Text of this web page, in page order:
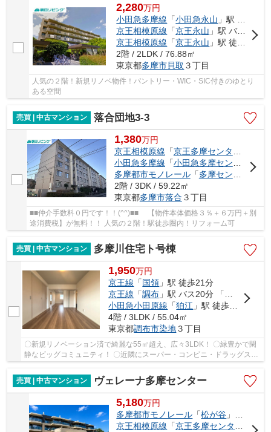
2,280万円
小田急多摩線 「小田急永山 」駅 バス11分 「南瓜生」 停歩2分
京王相模原線 「京王永山 」駅 バス11分 「南瓜生」 停歩2分
京王相模原線 「京王永山 」駅 徒歩33分
2階 / 2LDK / 76.88㎡
東京都多摩市貝取 ３丁目
人気の２階！新規リノベ物件！パントリー・WIC・SIC付きのゆとり
ある空間
売買 | 中古マンション 落合団地3-3
1,380万円
京王相模原線 「京王多摩センター
小田急多摩線 「小田急多摩センター
」駅
多摩都市モノレール「多摩センター
」駅
2階 / 3DK / 59.22㎡
東京都多摩市落合 ３丁目
■■仲介手数料０円です！！(^^)■■ 【物件本体価格３％＋６万円＋別
途消費税】が無料！！ 人気の２階！駅徒歩圏内！リフォーム可
売買 | 中古マンション 多摩川住宅ト号棟
1,950万円
京王線 「国領 」駅 徒歩21分
京王線 「調布 」駅 バス20分 「多摩川住宅中央」 停歩2分
小田急小田原線 「狛江 」駅 徒歩26分
4階 / 3LDK / 55.04㎡
東京都調布市染地３丁目
〇新規リノベーション済で綺麗な55㎡超え、広々3LDK！ 〇緑豊かで閑
静なビッグコミュニティ！ 〇近隣にスーパー・コンビニ・ドラッグスト
売買 | 中古マンション
ヴェレーナ多摩センター
5,180万円
多摩都市モノレール 「松が谷 」駅 徒歩9分
京王相模原線 「京王多摩センター
」駅